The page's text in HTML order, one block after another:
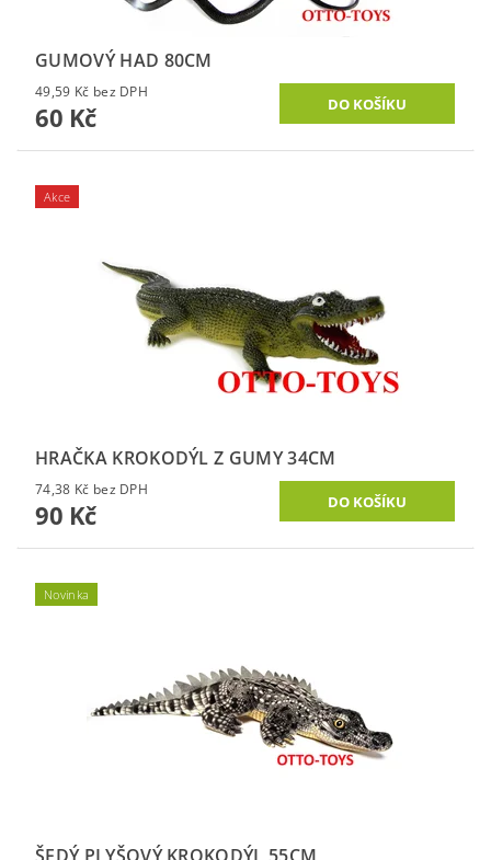
GUMOVÝ HAD 80CM
49,59 Kč bez DPH
60 Kč
Akce
HRAČKA KROKODÝL Z GUMY 34CM
74,38 Kč bez DPH
90 Kč
Novinka